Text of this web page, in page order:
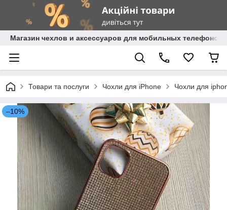
Магазин чехлов и аксессуаров для мобильных телефонов
Товари та послуги Чохли для iPhone Чохли для
–10%